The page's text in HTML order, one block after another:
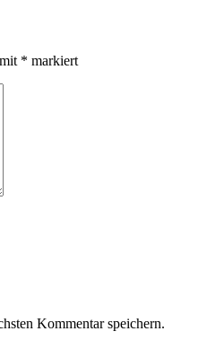
* markiert
Kommentar speichern.